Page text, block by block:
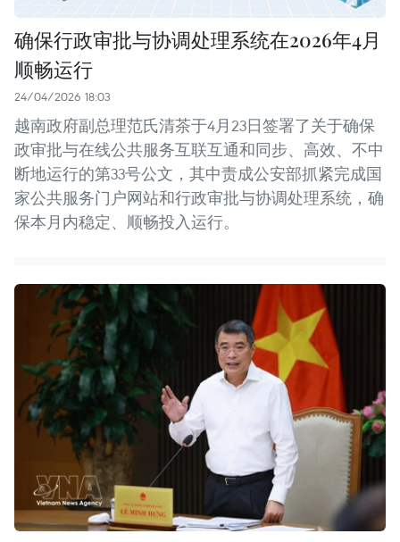
确保行政审批与协调处理系统在2026年4月
顺畅运行
24/04/2026 18:03
越南政府副总理范氏清茶于4月23日签署了关于确保
政审批与在线公共服务互联互通和同步、高效、不中
断地运行的第33号公文，其中责成公安部抓紧完成国
家公共服务门户网站和行政审批与协调处理系统，确
保本月内稳定、顺畅投入运行。